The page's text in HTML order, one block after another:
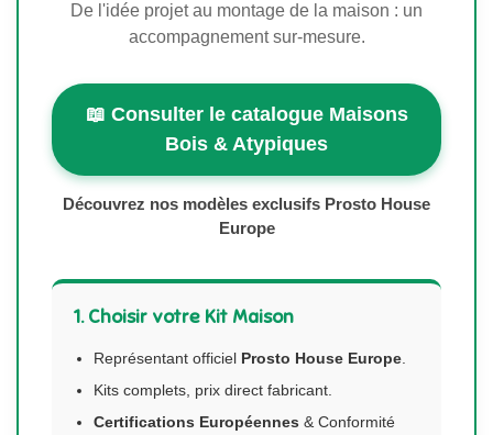
De l'idée projet au montage de la maison : un
accompagnement sur-mesure.
📖 Consulter le catalogue Maisons
Bois & Atypiques
Découvrez nos modèles exclusifs Prosto House
Europe
1. Choisir votre Kit Maison
Représentant officiel Prosto House Europe
Kits complets, prix direct fabricant.
Certifications Européennes & Conformité